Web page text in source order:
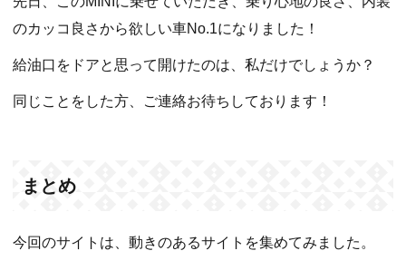
のカッコ良さから欲しい車No.1になりました！
給油口をドアと思って開けたのは、私だけでしょうか？
同じことをした方、ご連絡お待ちしております！
まとめ
今回のサイトは、動きのあるサイトを集めてみました。